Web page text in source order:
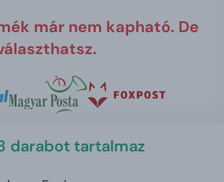
már nem kapható. De
darabot tartalmaz